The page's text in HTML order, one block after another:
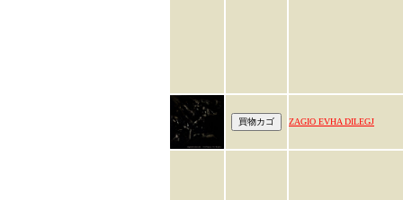
ZAGIO EVHA DILEGJ